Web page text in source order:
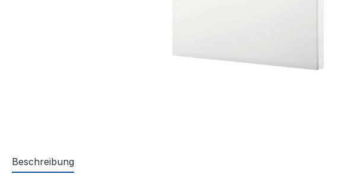
Beschreibung